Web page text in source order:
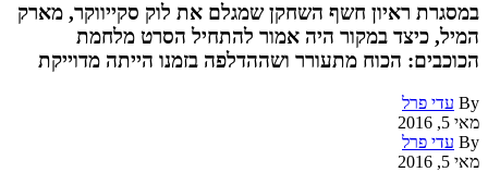
במסגרת ראיון חשף השחקן שמגלם את לוק סקייווקר, מארק
המיל, כיצד במקור היה אמור להתחיל הסרט מלחמת
הכוכבים: הכוח מתעורר ושההדלפה בזמנו הייתה מדוייקת
By עדי פרל
מאי 5, 2016
By עדי פרל
מאי 5, 2016